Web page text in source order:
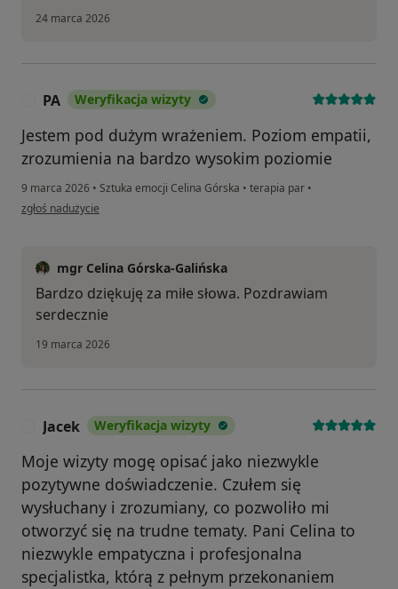
24 marca 2026
PA Weryfikacja wizyty
Jestem pod dużym wrażeniem. Poziom empatii,
zrozumienia na bardzo wysokim poziomie
9 marca 2026 • Sztuka emocji Celina Górska • terapia par •
w opinii użytkownika PA
zgłoś nadużycie
mgr Celina Górska-Galińska
Bardzo dziękuję za miłe słowa. Pozdrawiam
serdecznie
19 marca 2026
Jacek Weryfikacja wizyty
Moje wizyty mogę opisać jako niezwykle
pozytywne doświadczenie. Czułem się
wysłuchany i zrozumiany, co pozwoliło mi
otworzyć się na trudne tematy. Pani Celina to
niezwykle empatyczna i profesjonalna
specjalistka, którą z pełnym przekonaniem